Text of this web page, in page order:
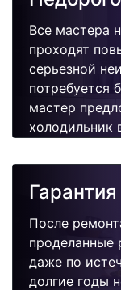
Все мастера
проходят
серьезной
потребуется
мастер
холодильник
После
проделанные
даже по
долгие годы